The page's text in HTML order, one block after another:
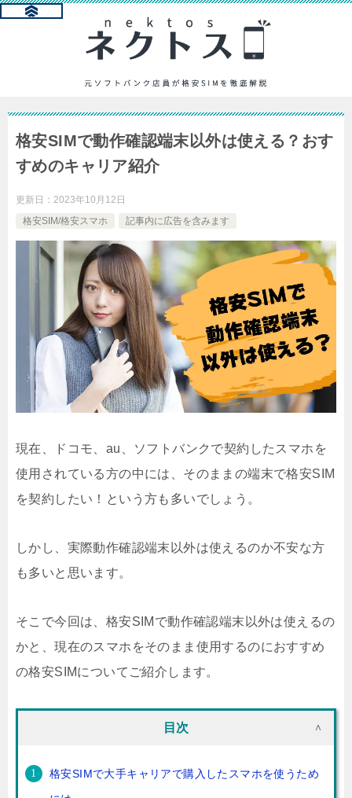
格安SIMで動作確認端末以外は使える？おす
すめのキャリア紹介
更新日： 2023年10月12日
格安SIM/格安スマホ
記事内に広告を含みます
現在、ドコモ、au、ソフトバンクで契約したスマホを
使用されている方の中には、そのままの端末で格安SIM
を契約したい！という方も多いでしょう。
しかし、実際動作確認端末以外は使えるのか不安な方
も多いと思います。
そこで今回は、格安SIMで動作確認端末以外は使えるの
かと、現在のスマホをそのまま使用するのにおすすめ
の格安SIMについてご紹介します。
目次
格安SIMで大手キャリアで購入したスマホを使うため